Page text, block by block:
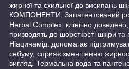
жирної та схильної до висипань
КОМПОНЕНТИ: Запатентований
Herbal Complex: клінічно
призводять до шорсткості шкіри
Ніацинамід: допомагає
себуму, сприяє зменшенню
вигляд. Термальна вода та